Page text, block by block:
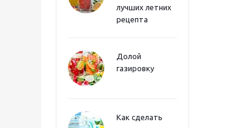
лучших летних
рецепта
Долой
газировку
Как сделать